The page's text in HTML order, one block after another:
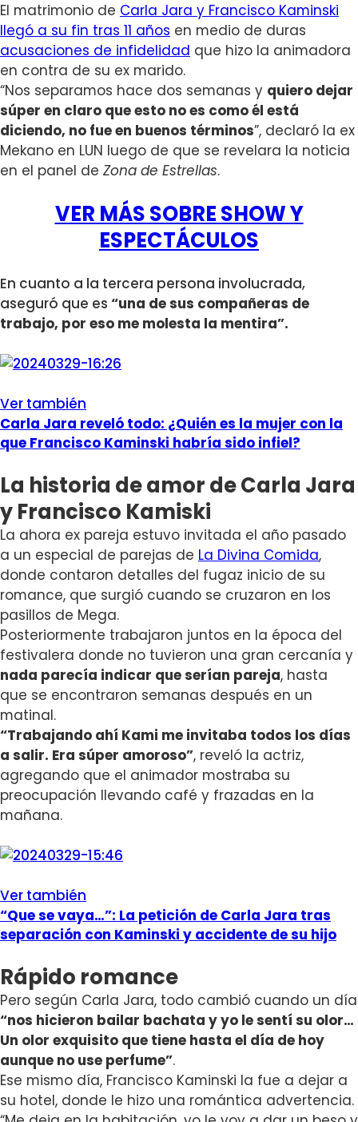
El matrimonio de Carla Jara y Francisco Kaminski
llegó a su fin tras 11 años en medio de duras
acusaciones de infidelidad que hizo la animadora
en contra de su ex marido.
“Nos separamos hace dos semanas y quiero dejar
súper en claro que esto no es como él está
diciendo, no fue en buenos términos”, declaró la ex
Mekano en LUN luego de que se revelara la noticia
en el panel de Zona de Estrellas.
VER MÁS SOBRE SHOW Y
ESPECTÁCULOS
En cuanto a la tercera persona involucrada,
aseguró que es “una de sus compañeras de
trabajo, por eso me molesta la mentira”.
Ver también
Carla Jara reveló todo: ¿Quién es la mujer con la
que Francisco Kaminski habría sido infiel?
La historia de amor de Carla Jara
y Francisco Kamiski
La ahora ex pareja estuvo invitada el año pasado
a un especial de parejas de La Divina Comida,
donde contaron detalles del fugaz inicio de su
romance, que surgió cuando se cruzaron en los
pasillos de Mega.
Posteriormente trabajaron juntos en la época del
festivalera donde no tuvieron una gran cercanía y
nada parecía indicar que serían pareja, hasta
que se encontraron semanas después en un
matinal.
“Trabajando ahí Kami me invitaba todos los días
a salir. Era súper amoroso”, reveló la actriz,
agregando que el animador mostraba su
preocupación llevando café y frazadas en la
mañana.
Ver también
“Que se vaya…”: La petición de Carla Jara tras
separación con Kaminski y accidente de su hijo
Rápido romance
Pero según Carla Jara, todo cambió cuando un día
“nos hicieron bailar bachata y yo le sentí su olor…
Un olor exquisito que tiene hasta el día de hoy
aunque no use perfume”.
Ese mismo día, Francisco Kaminski la fue a dejar a
su hotel, donde le hizo una romántica advertencia.